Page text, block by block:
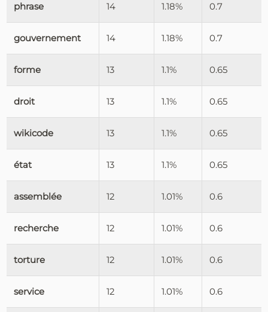
phrase 14 1.18% 0.7
gouvernement 14 1.18% 0.7
forme 13 1.1% 0.65
droit 13 1.1% 0.65
wikicode 13 1.1% 0.65
état 13 1.1% 0.65
assemblée 12 1.01% 0.6
recherche 12 1.01% 0.6
torture 12 1.01% 0.6
service 12 1.01% 0.6